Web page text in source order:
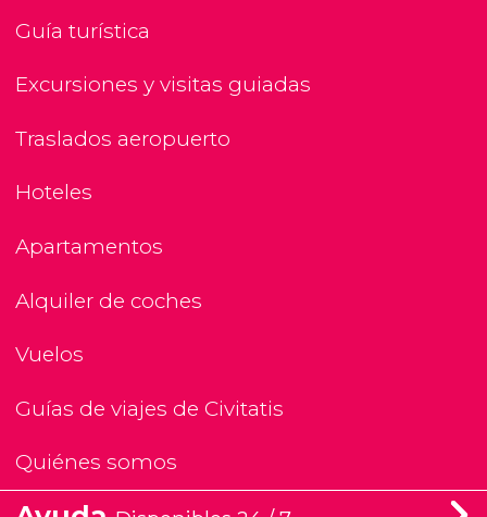
Guía turística
Excursiones y visitas guiadas
Traslados aeropuerto
Hoteles
Apartamentos
Alquiler de coches
Vuelos
Guías de viajes de Civitatis
Quiénes somos